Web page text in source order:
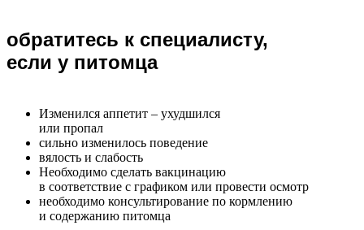
обратитесь к специалисту,
если у питомца
Изменился аппетит – ухудшился
или пропал
сильно изменилось поведение
вялость и слабость
Необходимо сделать вакцинацию
в соответствие с графиком или провести осмотр
необходимо консультирование по кормлению
и содержанию питомца